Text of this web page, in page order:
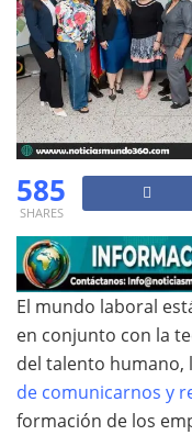
585
SHARES
El mundo laboral
en conjunto con la
del talento humano,
de comunicarnos y
formación de los